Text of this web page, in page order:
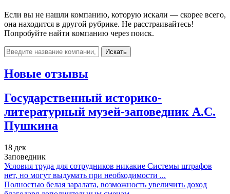
Если вы не нашли компанию, которую искали — скорее всего,
она находится в другой рубрике. Не расстраивайтесь!
Попробуйте найти компанию через поиск.
Искать
Новые отзывы
Государственный историко-
литературный музей-заповедник А.С.
Пушкина
18 дек
Заповедник
Условия труда для сотрудников никакие Системы штрафов
нет, но могут выдумать при необходимости ...
Полностью белая заралата, возможность увеличить доход